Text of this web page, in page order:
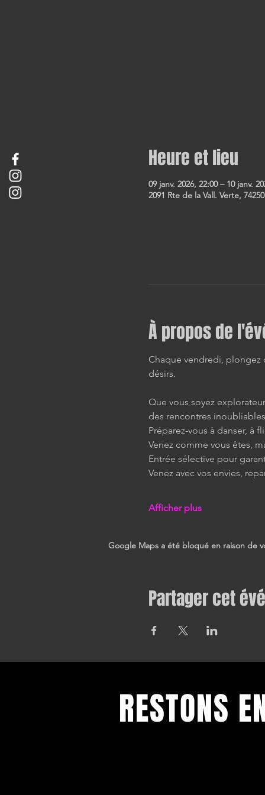
Heure et lieu
09 janv. 2026, 22:00 – 10 janv.
2091 Rte de la Vall. Verte,
À propos de
Chaque vendredi, plongez
désirs.
Que vous soyez
des rencontres
Préparez-vous à danser, à
Venez comme vous êtes,
Entrée sélective pour
Venez avec vos envies,
Afficher plus
Google Maps a été bloqué en raison de
Partager cet
RESTONS